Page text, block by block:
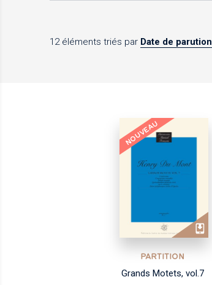
12 éléments triés par Date de parution
NOUVEAU
PARTITION
Grands Motets, vol.7